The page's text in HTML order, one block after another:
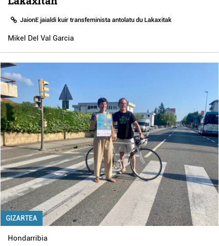
JaionE jaialdi kuir transfeminista antolatu du Lakaxitak
Mikel Del Val Garcia
GIZARTEA
Hondarribia